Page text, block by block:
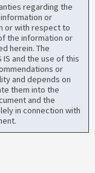
regarding the
or
or with respect to
the information or
herein. The
and the use of this
or
and depends on
them into the
and the
in connection with